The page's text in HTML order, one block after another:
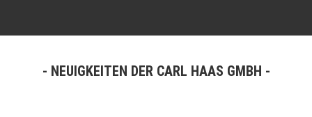
NEUIGKEITEN DER CARL HAAS GMBH